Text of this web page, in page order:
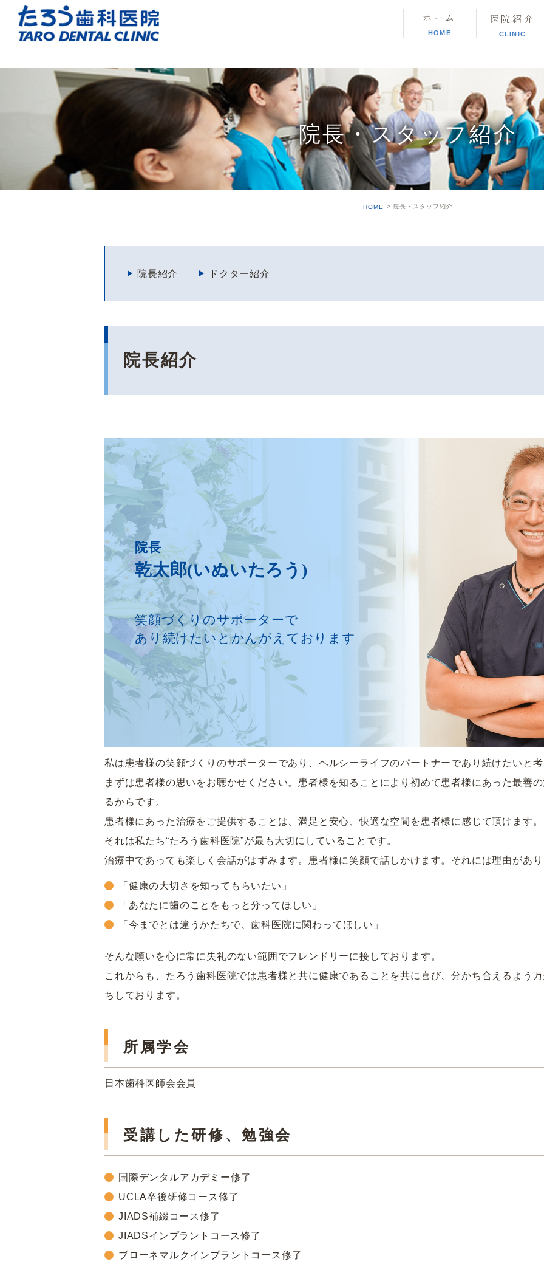
ホーム
HOME
医院紹介
CLINIC
院長・スタッフ紹介
HOME 院長・スタッフ紹介
院長紹介 ドクター紹介
院長紹介
院長
乾太郎(いぬいたろう)
笑顔づくりのサポーターで
あり続けたいとかんがえております
私は患者様の笑顔づくりのサポーターであり、ヘルシーライフのパートナーであり続けたいと
まずは患者様の思いをお聴かせください。患者様を知ることにより初めて患者様にあった最善
るからです。
患者様にあった治療をご提供することは、満足と安心、快適な空間を患者様に感じて頂けます。
それは私たち“たろう歯科医院”が最も大切にしていることです。
治療中であっても楽しく会話がはずみます。患者様に笑顔で話しかけます。それには理由があ
「健康の大切さを知ってもらいたい」
「あなたに歯のことをもっと分ってほしい」
「今までとは違うかたちで、歯科医院に関わってほしい」
そんな願いを心に常に失礼のない範囲でフレンドリーに接しております。
これからも、たろう歯科医院では患者様と共に健康であることを共に喜び、分かち合えるよう
ちしております。
所属学会
日本歯科医師会会員
受講した研修、勉強会
国際デンタルアカデミー修了
UCLA卒後研修コース修了
JIADS補綴コース修了
JIADSインプラントコース修了
ブローネマルクインプラントコース修了